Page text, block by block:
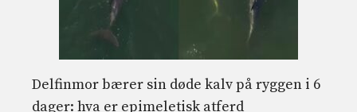
Delfinmor bærer sin døde kalv på ryggen i 6
dager: hva er epimeletisk atferd